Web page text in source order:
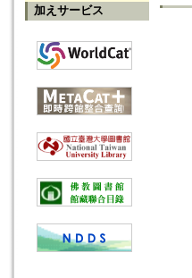
加えサービス